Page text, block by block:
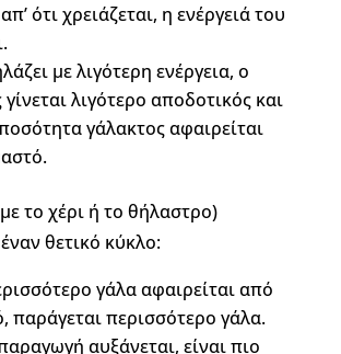
ότι χρειάζεται, η ενέργειά του
με λιγότερη ενέργεια, ο
λιγότερο αποδοτικός και
γάλακτος αφαιρείται
το χέρι ή το θήλαστρο)
θετικό κύκλο:
γάλα αφαιρείται από
παράγεται περισσότερο γάλα.
αυξάνεται, είναι πιο